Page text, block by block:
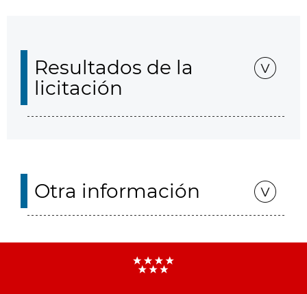
Resultados de la
licitación
Otra información